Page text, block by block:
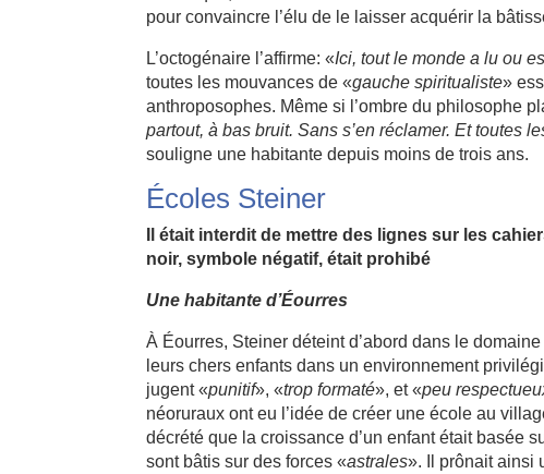
pour convaincre l’élu de le laisser acquérir la
L’octogénaire l’affirme: «Ici, tout le monde a lu ou
toutes les mouvances de «gauche spiritualiste»
anthroposophes. Même si l’ombre du philosophe
partout, à bas bruit. Sans s’en réclamer. Et toutes
souligne une habitante depuis moins de trois ans.
Écoles Steiner
Il était interdit de mettre des lignes sur les
noir, symbole négatif, était prohibé
Une habitante d’Éourres
À Éourres, Steiner déteint d’abord dans le
leurs chers enfants dans un environnement
jugent «punitif», «trop formaté», et «peu
néoruraux ont eu l’idée de créer une école au
décrété que la croissance d’un enfant était basée
sont bâtis sur des forces «astrales». Il prônait ainsi